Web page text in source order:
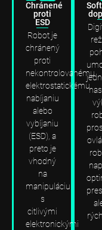
Chránené
proti
ESD
Robot je
chránený
proti
nekontrolovanému
elektrostatickému
nabíjaniu
alebo
vybíjaniu
(ESD), a
preto je
vhodný
na
manipuláciu
s
citlivými
elektronickými